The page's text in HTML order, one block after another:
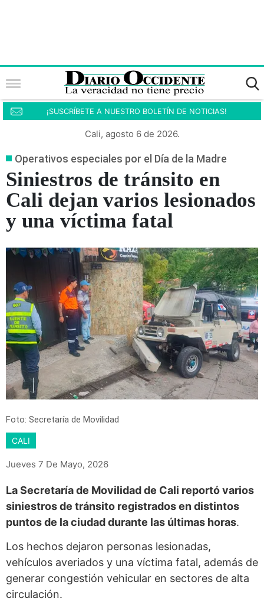
¡SUSCRÍBETE A NUESTRO BOLETÍN DE NOTICIAS!
Cali, agosto 6 de 2026.
Operativos especiales por el Día de la Madre
Siniestros de tránsito en
Cali dejan varios lesionados
y una víctima fatal
Foto: Secretaría de Movilidad
CALI
Jueves 7 De Mayo, 2026
La Secretaría de Movilidad de Cali reportó varios
siniestros de tránsito registrados en distintos
puntos de la ciudad durante las últimas horas.
Los hechos dejaron personas lesionadas,
vehículos averiados y una víctima fatal, además de
generar congestión vehicular en sectores de alta
circulación.